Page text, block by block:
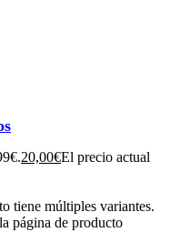
20,00€El precio actual
tiene múltiples variantes.
página de producto